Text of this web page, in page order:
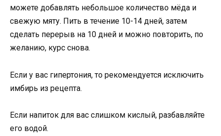
можете добавлять небольшое количество мёда и
свежую мяту. Пить в течение 10-14 дней, затем
сделать перерыв на 10 дней и можно повторить, по
желанию, курс снова.
Если у вас гипертония, то рекомендуется исключить
имбирь из рецепта.
Если напиток для вас слишком кислый, разбавляйте
его водой.